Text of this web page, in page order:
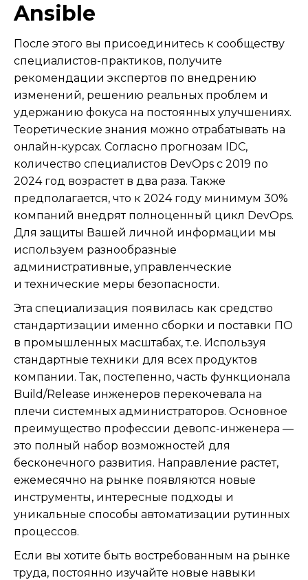
Ansible
После этого вы присоединитесь к сообществу
специалистов-практиков, получите
рекомендации экспертов по внедрению
изменений, решению реальных проблем и
удержанию фокуса на постоянных улучшениях.
Теоретические знания можно отрабатывать на
онлайн-курсах. Согласно прогнозам IDC,
количество специалистов DevOps с 2019 по
2024 год возрастет в два раза. Также
предполагается, что к 2024 году минимум 30%
компаний внедрят полноценный цикл DevOps.
Для защиты Вашей личной информации мы
используем разнообразные
административные, управленческие
и технические меры безопасности.
Эта специализация появилась как средство
стандартизации именно сборки и поставки ПО
в промышленных масштабах, т.е. Используя
стандартные техники для всех продуктов
компании. Так, постепенно, часть функционала
Build/Release инженеров перекочевала на
плечи системных администраторов. Основное
преимущество профессии девопс-инженера —
это полный набор возможностей для
бесконечного развития. Направление растет,
ежемесячно на рынке появляются новые
инструменты, интересные подходы и
уникальные способы автоматизации рутинных
процессов.
Если вы хотите быть востребованным на рынке
труда, постоянно изучайте новые навыки